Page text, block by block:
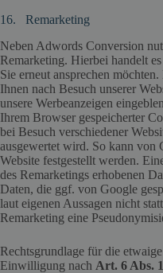
16. Remarketing
Neben Adwords Conversion
Remarketing. Hierbei handelt
Sie erneut ansprechen
Ihnen nach Besuch unserer
unsere Werbeanzeigen
Ihrem Browser gespeicherter
bei Besuch verschiedener
ausgewertet wird. So kann von
Website festgestellt werden.
des Remarketings erhobenen
Daten, die ggf. von Google
laut eigenen Aussagen nicht
Remarketing eine
Rechtsgrundlage für die
Einwilligung nach Art. 6 Abs.